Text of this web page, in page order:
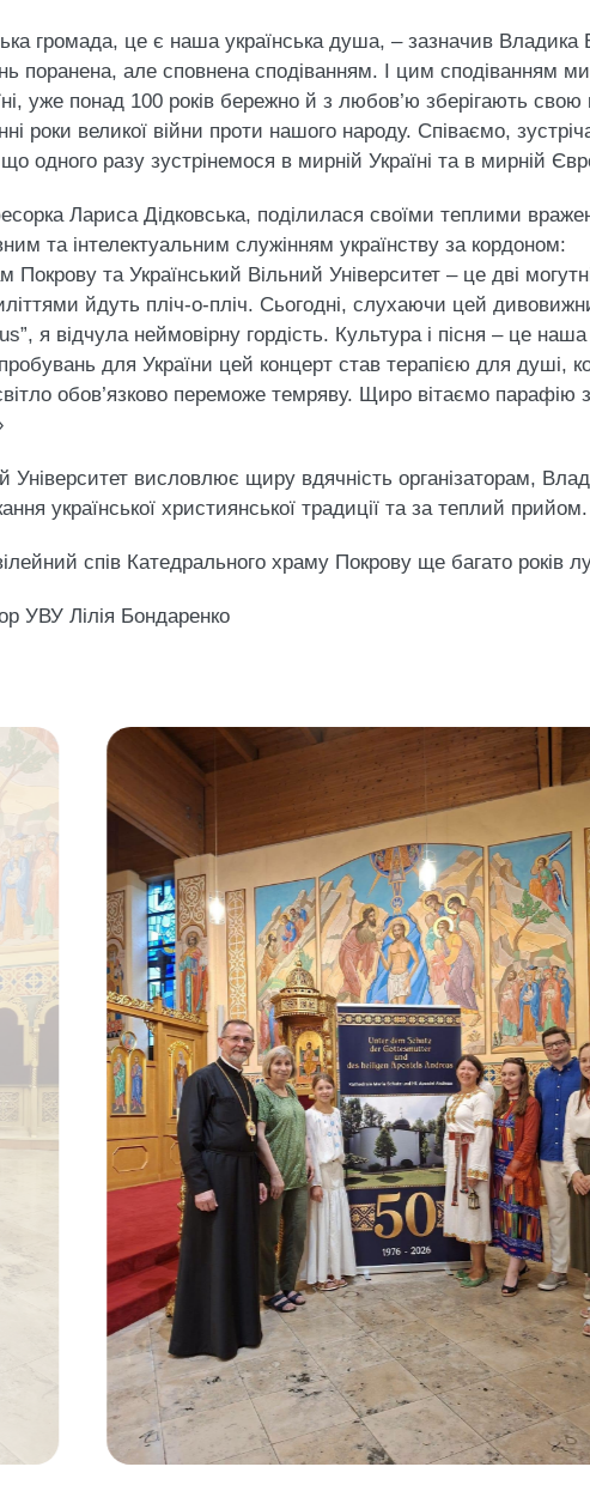
громада, це є наша українська душа, – зазначив Владика
поранена, але сповнена сподіванням. І цим сподіванням
уже понад 100 років бережно й з любов’ю зберігають
роки великої війни проти нашого народу. Співаємо,
одного разу зустрінемося в мирній Україні та в мирній
Лариса Дідковська, поділилася своїми теплими
та інтелектуальним служінням українству за кордоном:
та Український Вільний Університет – це дві
йдуть пліч-о-пліч. Сьогодні, слухаючи цей
я відчула неймовірну гордість. Культура і пісня – це
для України цей концерт став терапією для душі,
обов’язково переможе темряву. Щиро вітаємо парафію
Університет висловлює щиру вдячність організаторам,
української християнської традиції та за теплий прийом.
спів Катедрального храму Покрову ще багато років
УВУ Лілія Бондаренко